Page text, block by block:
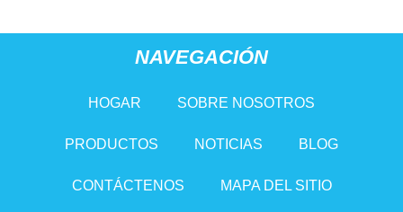
NAVEGACIÓN
HOGAR SOBRE NOSOTROS
PRODUCTOS NOTICIAS BLOG
CONTÁCTENOS MAPA DEL SITIO